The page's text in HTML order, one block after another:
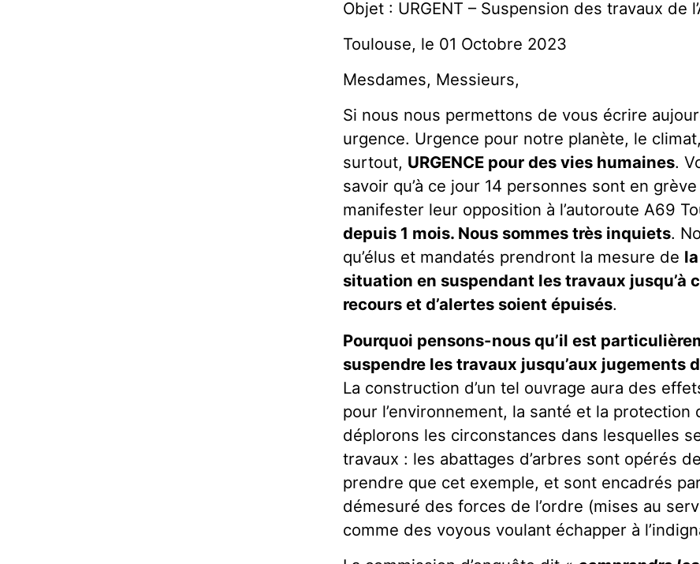
Objet : URGENT – Suspension des travaux de
Toulouse, le 01 Octobre 2023
Mesdames, Messieurs,
Si nous nous permettons de vous écrire
urgence. Urgence pour notre planète, le
surtout, URGENCE pour des vies humaines.
savoir qu’à ce jour 14 personnes sont en
manifester leur opposition à l’autoroute A69
depuis 1 mois. Nous sommes très inquiets.
qu’élus et mandatés prendront la mesure de
situation en suspendant les travaux jusqu’à
recours et d’alertes soient épuisés.
Pourquoi pensons-nous qu’il est
suspendre les travaux jusqu’aux jugements
La construction d’un tel ouvrage aura des
pour l’environnement, la santé et la protection
déplorons les circonstances dans lesquelles
travaux : les abattages d’arbres sont opérés
prendre que cet exemple, et sont encadrés
démesuré des forces de l’ordre (mises au
comme des voyous voulant échapper à